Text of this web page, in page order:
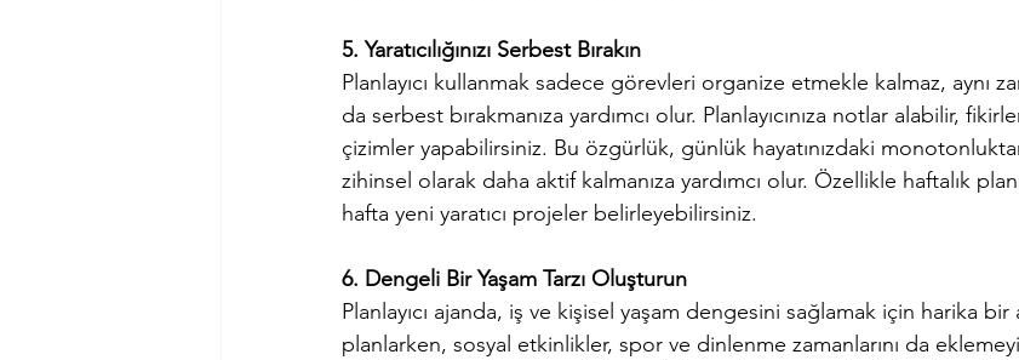
5. Yaratıcılığınızı Serbest Bırakın
Planlayıcı kullanmak sadece görevleri organize etmekle kalmaz, aynı
da serbest bırakmanıza yardımcı olur. Planlayıcınıza notlar alabilir,
çizimler yapabilirsiniz. Bu özgürlük, günlük hayatınızdaki
zihinsel olarak daha aktif kalmanıza yardımcı olur. Özellikle haftalık
hafta yeni yaratıcı projeler belirleyebilirsiniz.
6. Dengeli Bir Yaşam Tarzı Oluşturun
Planlayıcı ajanda, iş ve kişisel yaşam dengesini sağlamak için harika bir
planlarken, sosyal etkinlikler, spor ve dinlenme zamanlarını da